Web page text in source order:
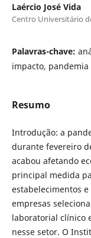
Laércio José Vida
Centro Universitário
Palavras-chave:
impacto, pandemia
Resumo
Introdução: a
durante fevereiro
acabou afetando
principal medida
estabelecimentos
empresas
laboratorial clínico
nesse setor. O